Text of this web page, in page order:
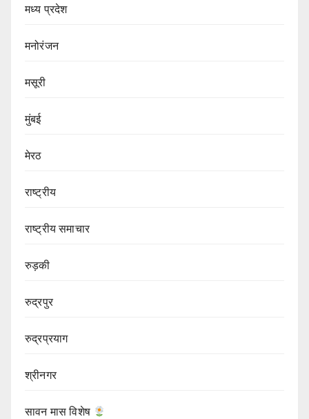
मध्य प्रदेश
मनोरंजन
मसूरी
मुंबई
मेरठ
राष्ट्रीय
राष्ट्रीय समाचार
रुड़की
रुद्रपुर
रुद्रप्रयाग
श्रीनगर
सावन मास विशेष